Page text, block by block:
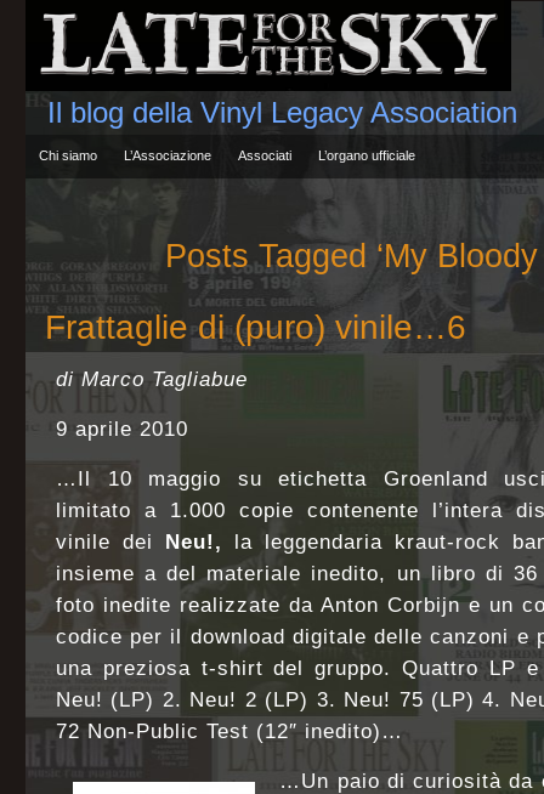
Il blog della Vinyl Legacy Association
Chi siamo L’Associazione Associati L’organo ufficiale
Posts Tagged ‘My Bloody
Frattaglie di (puro) vinile…6
di Marco Tagliabue
9 aprile 2010
…Il 10 maggio su etichetta Groenland
limitato a 1.000 copie contenente l’intera
vinile dei Neu!, la leggendaria kraut-rock
insieme a del materiale inedito, un libro di 36
foto inedite realizzate da Anton Corbijn e un
codice per il download digitale delle canzoni e
una preziosa t-shirt del gruppo. Quattro LP
Neu! (LP) 2. Neu! 2 (LP) 3. Neu! 75 (LP) 4.
72 Non-Public Test (12″ inedito)…
…Un paio di curiosità da